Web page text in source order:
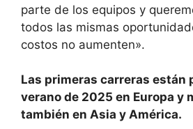
parte de los equipos y
todos las mismas
costos no aumenten».
Las primeras carreras están
verano de 2025 en Europa y
también en Asia y América.